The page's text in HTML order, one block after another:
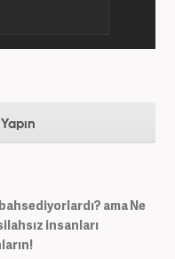
ama Ne
insanları